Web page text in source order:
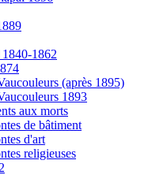
1862
(après 1895)
1893
aux morts
de bâtiment
d'art
religieuses